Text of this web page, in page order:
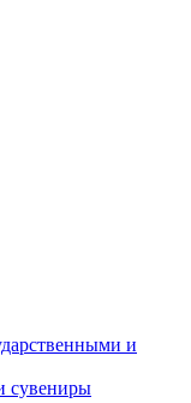
и
сувениры